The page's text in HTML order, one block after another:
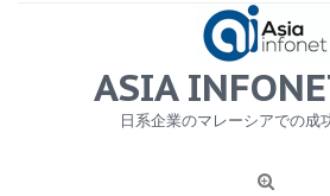
MENU
ASIA
日系企業のマレーシアでの成